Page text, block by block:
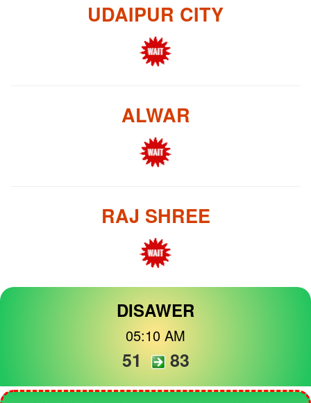
UDAIPUR CITY
ALWAR
RAJ SHREE
DISAWER
05:10 AM
51 83